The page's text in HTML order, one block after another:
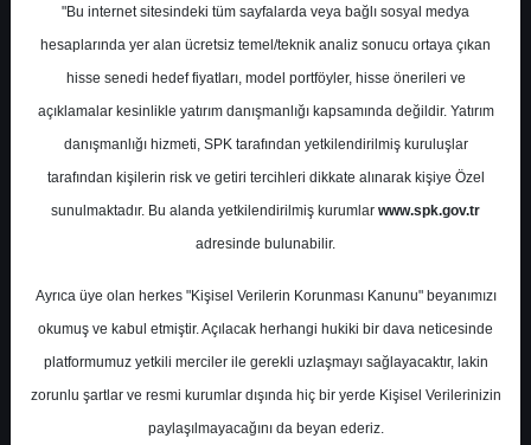
Ana Sayfa
Raporlar
Yapı Kredi Yatırım
Rapor Detay
THYAO - Teknik
Analiz/Hisse Senedi
Yapı Kredi Yatırım 15 Haziran 2026
"Bu internet sitesindeki tüm sayfalarda veya bağlı sosyal medya
hesaplarında yer alan ücretsiz temel/teknik analiz sonucu ortaya çıkan
hisse senedi hedef fiyatları, model portföyler, hisse önerileri ve
açıklamalar kesinlikle yatırım danışmanlığı kapsamında değildir. Yatırım
danışmanlığı hizmeti, SPK tarafından yetkilendirilmiş kuruluşlar
tarafından kişilerin risk ve getiri tercihleri dikkate alınarak kişiye Özel
sunulmaktadır. Bu alanda yetkilendirilmiş kurumlar www.spk.gov.tr
adresinde bulunabilir.
Ayrıca üye olan herkes "Kişisel Verilerin Korunması Kanunu" beyanımızı
okumuş ve kabul etmiştir. Açılacak herhangi hukiki bir dava neticesinde
platformumuz yetkili merciler ile gerekli uzlaşmayı sağlayacaktır, lakin
zorunlu şartlar ve resmi kurumlar dışında hiç bir yerde Kişisel Verilerinizin
paylaşılmayacağını da beyan ederiz.